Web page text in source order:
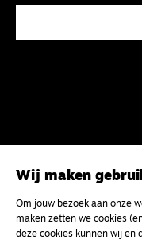
Wij maken
Om jouw bezoek aan onze
maken zetten we cookies
deze cookies kunnen wij en